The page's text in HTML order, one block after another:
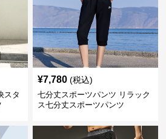
スタ
¥7,780 (税込)
七分丈スポーツパンツ リラック
ス七分丈スポーツパンツ